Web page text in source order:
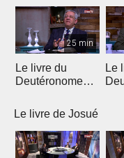
25 min
Le livre du
Deutéronome
Le
Le livre de Josué